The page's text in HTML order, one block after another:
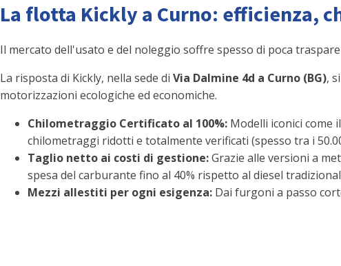
La flotta Kickly a Curno: efficienza,
Il mercato dell'usato e del noleggio soffre spesso di poca
La risposta di Kickly, nella sede di Via Dalmine 4d a Curno (BG),
motorizzazioni ecologiche ed economiche.
Chilometraggio Certificato al 100%: Modelli iconici come il
chilometraggi ridotti e totalmente verificati (spesso tra i
Taglio netto ai costi di gestione:Grazie alle versioni a
spesa del carburante fino al 40% rispetto al diesel
Mezzi allestiti per ogni esigenza: Dai furgoni a passo